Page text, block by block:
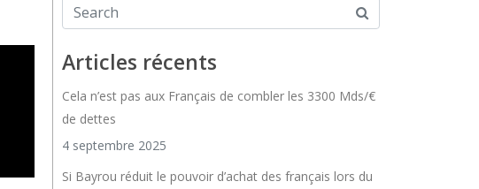
Articles récents
Cela n’est pas aux Français de combler les 3300 Mds/€
de dettes
4 septembre 2025
Si Bayrou réduit le pouvoir d’achat des français lors du